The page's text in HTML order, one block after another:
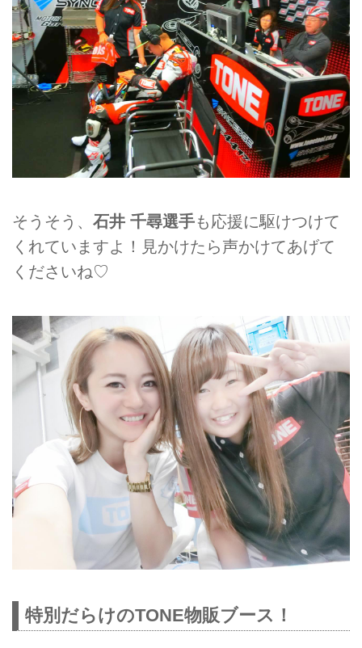
そうそう、 石井 千尋選手も応援に駆けつけて
くれていますよ！見かけたら声かけてあげて
くださいね♡
特別だらけのTONE物販ブース！